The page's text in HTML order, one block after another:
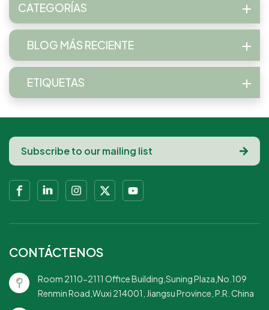
CATEGORÍAS
BLOG MÁS RECIENTE
ETIQUETAS
CONTÁCTENOS
Room 2110-2111 Office Building,Suning Plaza,No.109
Renmin Road,Wuxi 214001, Jiangsu Province, P.R. China